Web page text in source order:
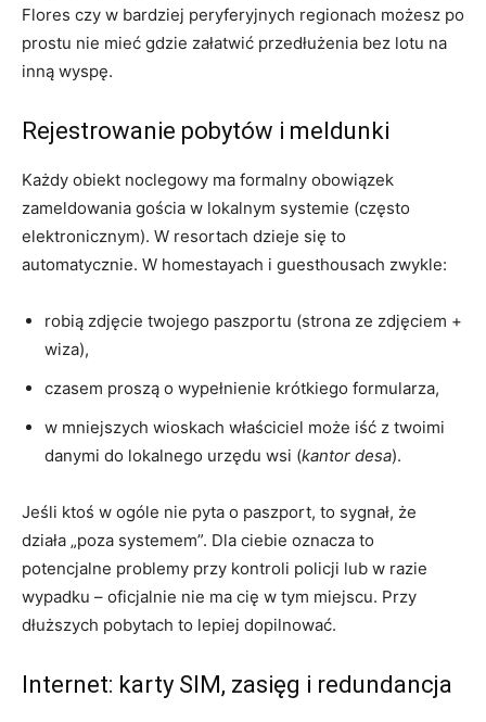
Flores czy w bardziej peryferyjnych regionach możesz po
prostu nie mieć gdzie załatwić przedłużenia bez lotu na
inną wyspę.
Rejestrowanie pobytów i meldunki
Każdy obiekt noclegowy ma formalny obowiązek
zameldowania gościa w lokalnym systemie (często
elektronicznym). W resortach dzieje się to
automatycznie. W homestayach i guesthousach zwykle:
robią zdjęcie twojego paszportu (strona ze zdjęciem +
wiza),
czasem proszą o wypełnienie krótkiego formularza,
w mniejszych wioskach właściciel może iść z twoimi
danymi do lokalnego urzędu wsi (kantor desa).
Jeśli ktoś w ogóle nie pyta o paszport, to sygnał, że
działa „poza systemem”. Dla ciebie oznacza to
potencjalne problemy przy kontroli policji lub w razie
wypadku – oficjalnie nie ma cię w tym miejscu. Przy
dłuższych pobytach to lepiej dopilnować.
Internet: karty SIM, zasięg i redundancja